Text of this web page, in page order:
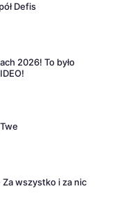
Defis
2026! To było
Za wszystko i za nic